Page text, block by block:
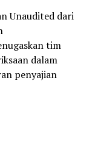
Unaudited dari
tim
dalam
penyajian